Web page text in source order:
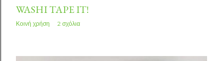
WASHI TAPE IT!
Κοινή χρήση 2 σχόλια